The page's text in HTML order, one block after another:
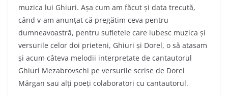
muzica lui Ghiuri. Așa cum am făcut și data trecută,
când v-am anunțat că pregătim ceva pentru
dumneavoastră, pentru sufletele care iubesc muzica și
versurile celor doi prieteni, Ghiuri și Dorel, o să atasam
și acum câteva melodii interpretate de cantautorul
Ghiuri Mezabrovschi pe versurile scrise de Dorel
Mărgan sau alți poeți colaboratori cu cantautorul.